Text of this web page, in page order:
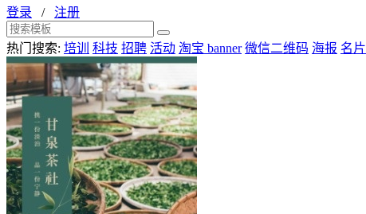
登录 / 注册
热门搜索: 培训 科技 招聘 活动 淘宝 banner 微信二维码 海报 名片